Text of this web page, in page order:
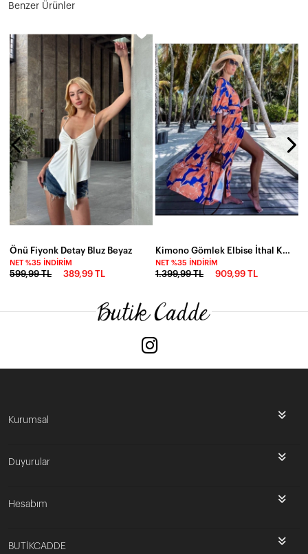
Benzer Ürünler
Önü Fiyonk Detay Bluz Beyaz
NET %35 İNDIRIM
599,99 TL 389,99 TL
Kimono Gömlek Elbise İthal Krep Kumas
NET %35 İNDIRIM
1.399,99 TL 909,99 TL
Kurumsal
Duyurular
Hesabım
BUTİKCADDE